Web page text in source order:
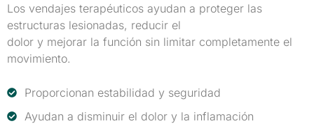
Los vendajes terapéuticos ayudan a proteger las
estructuras lesionadas, reducir el
dolor y mejorar la función sin limitar completamente el
movimiento.
Proporcionan estabilidad y seguridad
Ayudan a disminuir el dolor y la inflamación